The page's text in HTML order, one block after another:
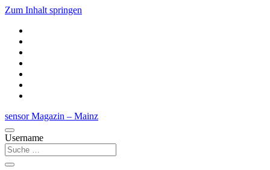
Zum Inhalt springen
sensor Magazin – Mainz
Username